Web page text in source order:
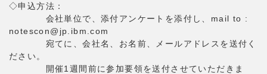
◇申込方法：
会社単位で、添付アンケートを添付し、mail to :
notescon@jp.ibm.com
宛てに、会社名、お名前、メールアドレスを送付く
ださい。
開催1週間前に参加要領を送付させていただきま